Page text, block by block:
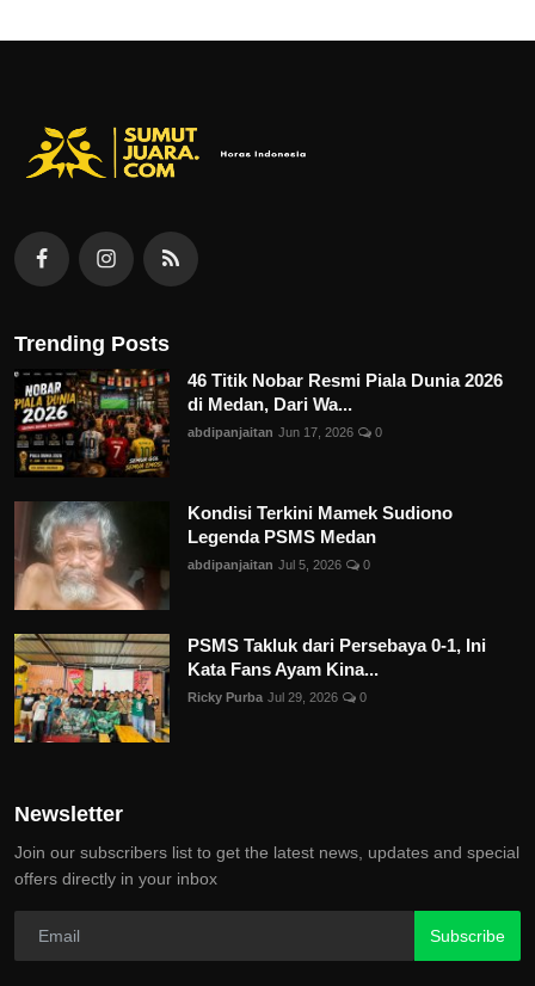
Trending Posts
46 Titik Nobar Resmi Piala Dunia 2026
di Medan, Dari Wa...
abdipanjaitan Jun 17, 2026 0
Kondisi Terkini Mamek Sudiono
Legenda PSMS Medan
abdipanjaitan Jul 5, 2026 0
PSMS Takluk dari Persebaya 0-1, Ini
Kata Fans Ayam Kina...
Ricky Purba Jul 29, 2026 0
Newsletter
Join our subscribers list to get the latest news, updates and special
offers directly in your inbox
Subscribe